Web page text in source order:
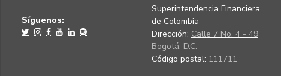
Síguenos:
Superintendencia Financiera
de Colombia
Dirección: Calle 7 No. 4 - 49
Bogotá, D.C.
Código postal: 111711